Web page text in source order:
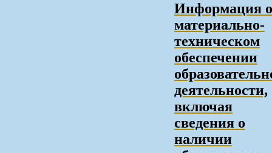
Информация о
материально-
техническом
обеспечении
деятельности,
включая
сведения о
наличии